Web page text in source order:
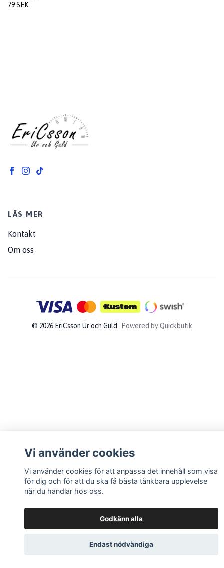
79 SEK
LÄS MER
Kontakt
Om oss
© 2026 EriCsson Ur och Guld Powered by Quickbutik
Vi använder cookies
Vi använder cookies för att anpassa det innehåll som visa
för dig och för att du ska få bästa tänkbara upplevelse
när du handlar hos oss.
Godkänn alla
Endast nödvändiga